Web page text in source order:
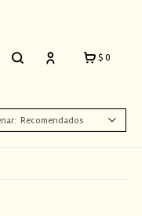
$ 0
Recomendados